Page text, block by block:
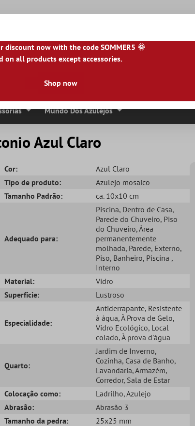
PT| FI| GR|RO| NO|HU|BG|HR|LU
Pedra Natural Lajes De Terraço
Mundo Dos Azulejos
Azul Claro
Cor:
Azul Claro
Tipo de produto:
Azulejo mosaico
Tamanho Padrão:
ca. 10x10 cm
Adequado para:
Piscina, Dentro de Casa,
Parede do Chuveiro, Piso
do Chuveiro, Área
permanentemente
molhada, Parede, Externo,
Piso, Banheiro, Piscina ,
Interno
Material:
Vidro
Superfície:
Lustroso
Especialidade:
Antiderrapante, Resistente
à água, À Prova de Gelo,
Vidro Ecológico, Local
colado, À prova d'água
Quarto:
Jardim de Inverno,
Cozinha, Casa de Banho,
Lavandaria, Armazém,
Corredor, Sala de Estar
Colocação como:
Ladrilho, Azulejo
Abrasão:
Abrasão 3
Tamanho da pedra:
25x25 mm
discount now with the code SOMMER5 🌞
on all products except accessories.
Shop now